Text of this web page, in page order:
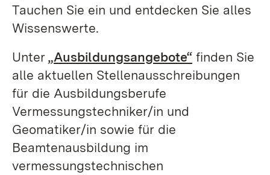
Tauchen Sie ein und entdecken Sie alles
Wissenswerte.
Unter„Ausbildungsangebote“ finden Sie
alle aktuellen Stellenausschreibungen
für die Ausbildungsberufe
Vermessungstechniker/in und
Geomatiker/in sowie für die
Beamtenausbildung im
vermessungstechnischen